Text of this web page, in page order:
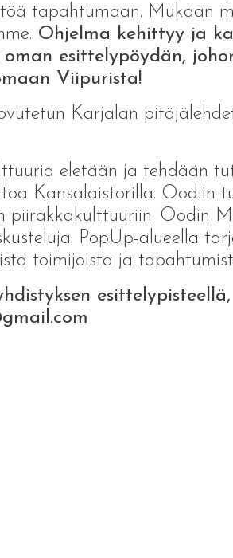
tapahtumaan. Mukaan
Ohjelma kehittyy ja
esittelypöydän,
Viipurista!
Karjalan
eletään ja tehdään
Kansalaistorilla. Oodiin
piirakkakulttuuriin. Oodin
PopUp-alueella
toimijoista ja